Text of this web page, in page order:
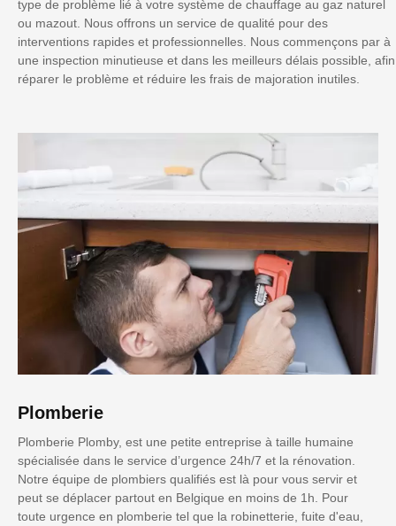
type de problème lié à votre système de chauffage au gaz naturel
ou mazout. Nous offrons un service de qualité pour des
interventions rapides et professionnelles. Nous commençons par à
une inspection minutieuse et dans les meilleurs délais possible, afin
réparer le problème et réduire les frais de majoration inutiles.
Plomberie
Plomberie Plomby, est une petite entreprise à taille humaine
spécialisée dans le service d’urgence 24h/7 et la rénovation.
Notre équipe de plombiers qualifiés est là pour vous servir et
peut se déplacer partout en Belgique en moins de 1h. Pour
toute urgence en plomberie tel que la robinetterie, fuite d'eau,